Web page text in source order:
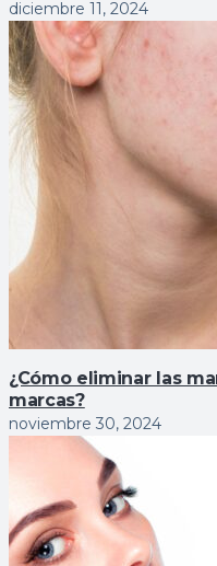
diciembre 11, 2024
¿Cómo eliminar las
marcas?
noviembre 30, 2024